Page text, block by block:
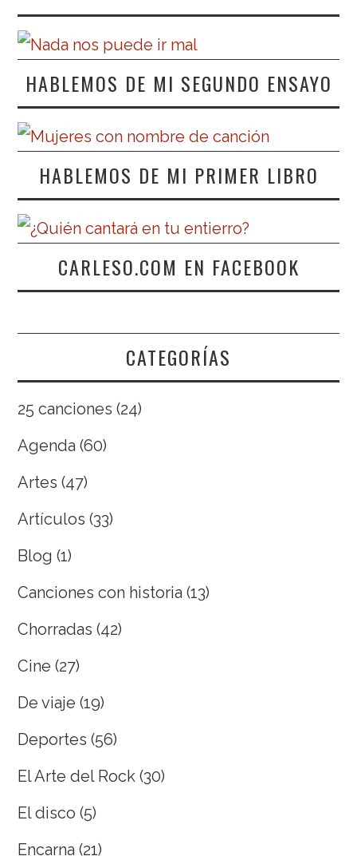
HABLEMOS DE MI SEGUNDO ENSAYO
HABLEMOS DE MI PRIMER LIBRO
CARLESO.COM EN FACEBOOK
CATEGORÍAS
25 canciones (24)
Agenda (60)
Artes (47)
Artículos (33)
Blog (1)
Canciones con historia (13)
Chorradas (42)
Cine (27)
De viaje (19)
Deportes (56)
El Arte del Rock (30)
El disco (5)
Encarna (21)